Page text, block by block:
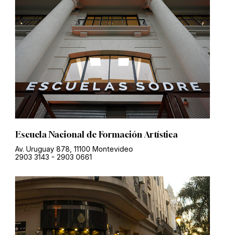
Escuela Nacional de Formación Artística
Av. Uruguay 878, 11100 Montevideo
2903 3143 - 2903 0661